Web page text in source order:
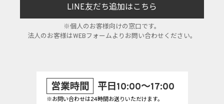
LINE友だち追加はこちら
※個人のお客様向けの窓口です。
法人のお客様はWEBフォームよりお問い合わせください。
営業時間 平日10:00～17:00
※お問い合わせは24時間お送りいただけます。